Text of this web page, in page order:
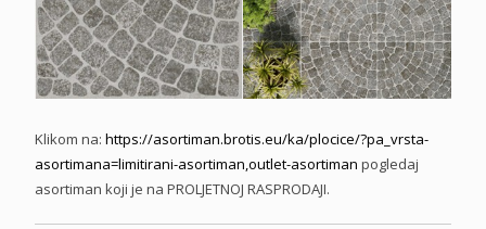
Klikom na:https://asortiman.brotis.eu/ka/plocice/?pa_vrsta-
asortimana=limitirani-asortiman,outlet-asortiman pogledaj
asortiman koji je na PROLJETNOJ RASPRODAJI.